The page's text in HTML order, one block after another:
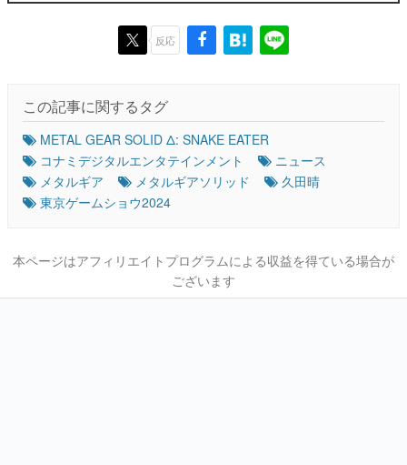
反応
この記事に関するタグ
METAL GEAR SOLID Δ: SNAKE EATER
コナミデジタルエンタテインメント
ニュース
メタルギア
メタルギアソリッド
久田晴
東京ゲームショウ2024
本ページはアフィリエイトプログラムによる収益を得ている場合が
ございます